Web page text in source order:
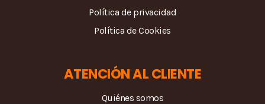
Política de privacidad
Política de Cookies
ATENCIÓN AL CLIENTE
Quiénes somos